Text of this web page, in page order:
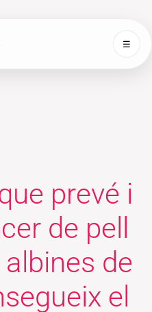
☰
prevé i
de pell
de
el